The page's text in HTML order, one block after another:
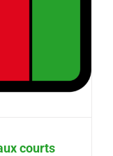
courts